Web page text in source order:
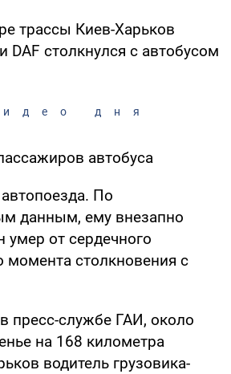
трассы Киев-Харьков
DAF столкнулся с автобусом
дня
автобуса
По
данным, ему внезапно
умер от сердечного
момента столкновения с
пресс-службе ГАИ, около
на 168 километра
водитель грузовика-